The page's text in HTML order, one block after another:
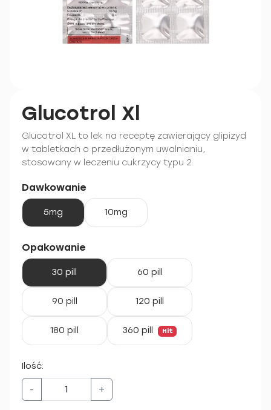
Glucotrol Xl
Glucotrol XL to lek na receptę zawierający glipizyd
w tabletkach o przedłużonym uwalnianiu,
stosowany w leczeniu cukrzycy typu 2.
Dawkowanie
5mg 10mg
Opakowanie
30 pill 60 pill
90 pill 120 pill
180 pill 360 pill Hit
Ilość:
- +